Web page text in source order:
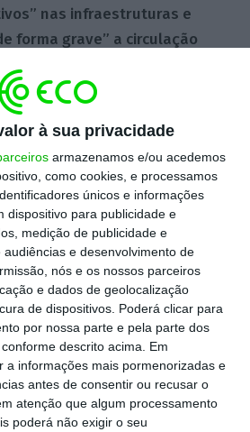
à sua privacidade
armazenamos e/ou acedemos
como cookies, e processamos
únicos e informações
dispositivo para publicidade e
medição de publicidade e
e desenvolvimento de
nós e os nossos parceiros
e dados de geolocalização
de dispositivos. Poderá clicar para
por nossa parte e pela parte dos
descrito acima. Em
a informações mais pormenorizadas e
antes de consentir ou recusar o
atenção que algum processamento
poderá não exigir o seu
nas infraestruturas e
forma grave” a circulação
para realizar eleições
. Temos muita gente que
sair de casa. Como é
mesas de voto? Como é
a logística sem nos
na cidade e nalgumas
afirmou a autarca de
Campos, em
adiantou que a Câmara
decisão ainda esta quarta-
falar com todos os